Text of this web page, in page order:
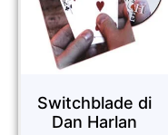
Switchblade di
Dan Harlan